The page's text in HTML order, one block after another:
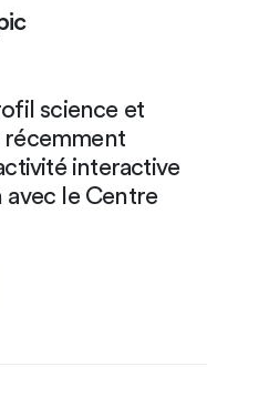
science et
interactive
le Centre